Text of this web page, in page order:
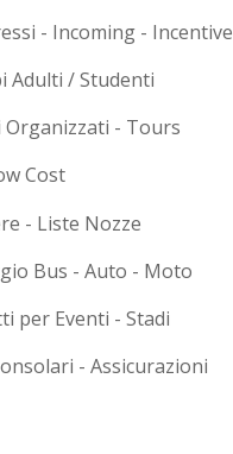
- Incoming - Incentive
Adulti / Studenti
Organizzati - Tours
Cost
- Liste Nozze
Bus - Auto - Moto
per Eventi - Stadi
- Assicurazioni